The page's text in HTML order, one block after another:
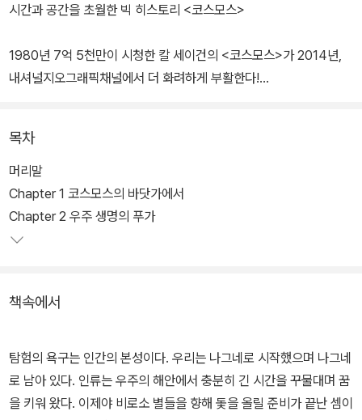
시간과 공간을 초월한 빅 히스토리 <코스모스>
1980년 7억 5천만이 시청한 칼 세이건의 <코스모스>가 2014년,
내셔널지오그래픽채널에서 더 화려하게 부활한다!
상의 우주선(SOTI, Ship of the imagination)’을 타고 자연의 법
칙과 생명의 기원을 찾아 광대한 우주 공간과 137억년의 시간을 자유
롭게 항해하는 모습을 선보인다. 기존 다큐멘터리를 뛰어넘는 지구와
자연의 아름다움을 담아낸 영상미뿐만 아니라 우주의 신비로움을 표
현한 그래픽, 역사 속 에피소드를 재현한 애니메이션 등 다양한 표현
13부작, 매주 토요일 밤 11시 내셔널지오그래픽채널 방송 (2014년 3
우주를 다룬 대중 과학서의 걸작 <코스모스>가 2004년 새롭게 완
역되었다. <콘택트>, <창백한 푸른 점> 등의 지은이 칼 세이건의 저
목차
머리말
Chapter 1 코스모스의 바닷가에서
Chapter 2 우주 생명의 푸가
책속에서
탐험의 욕구는 인간의 본성이다. 우리는 나그네로 시작했으며 나그네
로 남아 있다. 인류는 우주의 해안에서 충분히 긴 시간을 꾸물대며 꿈
을 키워 왔다. 이제야 비로소 별들을 향해 돛을 올릴 준비가 끝난 셈이